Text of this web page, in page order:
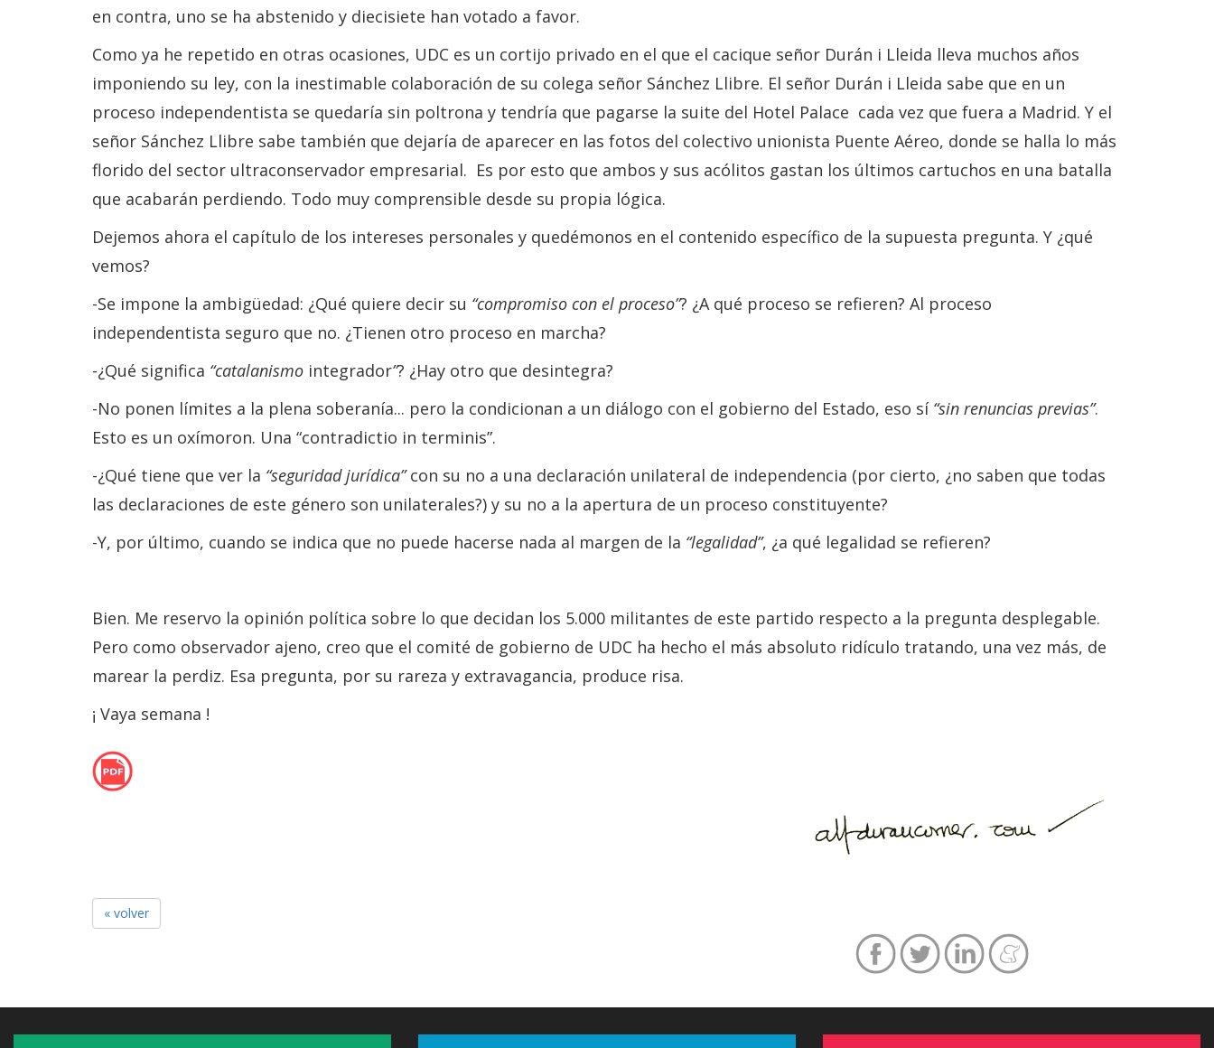
en contra, uno se ha abstenido y diecisiete han votado a favor.
Como ya he repetido en otras ocasiones, UDC es un cortijo privado en el que el cacique señor Durán i Lleida lleva muchos años
imponiendo su ley, con la inestimable colaboración de su colega señor Sánchez Llibre. El señor Durán i Lleida sabe que en un
proceso independentista se quedaría sin poltrona y tendría que pagarse la suite del Hotel Palace cada vez que fuera a Madrid. Y el
señor Sánchez Llibre sabe también que dejaría de aparecer en las fotos del colectivo unionista Puente Aéreo, donde se halla lo más
florido del sector ultraconservador empresarial. Es por esto que ambos y sus acólitos gastan los últimos cartuchos en una batalla
que acabarán perdiendo. Todo muy comprensible desde su propia lógica.
Dejemos ahora el capítulo de los intereses personales y quedémonos en el contenido específico de la supuesta pregunta. Y ¿qué
vemos?
-Se impone la ambigüedad: ¿Qué quiere decir su “compromiso con el proceso”? ¿A qué proceso se refieren? Al proceso
independentista seguro que no. ¿Tienen otro proceso en marcha?
-¿Qué significa “catalanismo integrador”? ¿Hay otro que desintegra?
-No ponen límites a la plena soberanía... pero la condicionan a un diálogo con el gobierno del Estado, eso sí “sin renuncias previas”.
Esto es un oxímoron. Una “contradictio in terminis”.
-¿Qué tiene que ver la “seguridad jurídica”con su no a una declaración unilateral de independencia (por cierto, ¿no saben que todas
las declaraciones de este género son unilaterales?) y su no a la apertura de un proceso constituyente?
-Y, por último, cuando se indica que no puede hacerse nada al margen de la “legalidad”, ¿a qué legalidad se refieren?
Bien. Me reservo la opinión política sobre lo que decidan los 5.000 militantes de este partido respecto a la pregunta desplegable.
Pero como observador ajeno, creo que el comité de gobierno de UDC ha hecho el más absoluto ridículo tratando, una vez más, de
marear la perdiz. Esa pregunta, por su rareza y extravagancia, produce risa.
¡ Vaya semana !
« volver